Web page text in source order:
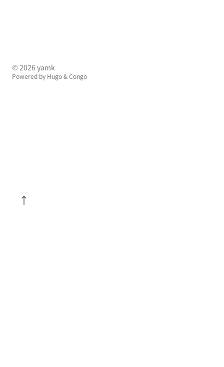
↑
© 2026 yamk
Powered by Hugo&Congo